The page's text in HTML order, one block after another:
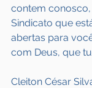
contem
Sindicato que
abertas para
com Deus, que
Cleiton César